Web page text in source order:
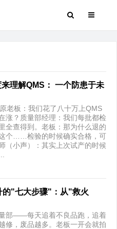
理解QMS： 一个防患于未
老板：我们花了八十万上QMS
涨？质量部经理：我们每批都检
全查得到。老板：那为什么退的
个……检验的时候确实合格，可
（小声）：其实上次试产的时候
的"七大步骤"：从"救火
部——每天追着不良品跑，追着
修，废品越多。老板一开会就拍